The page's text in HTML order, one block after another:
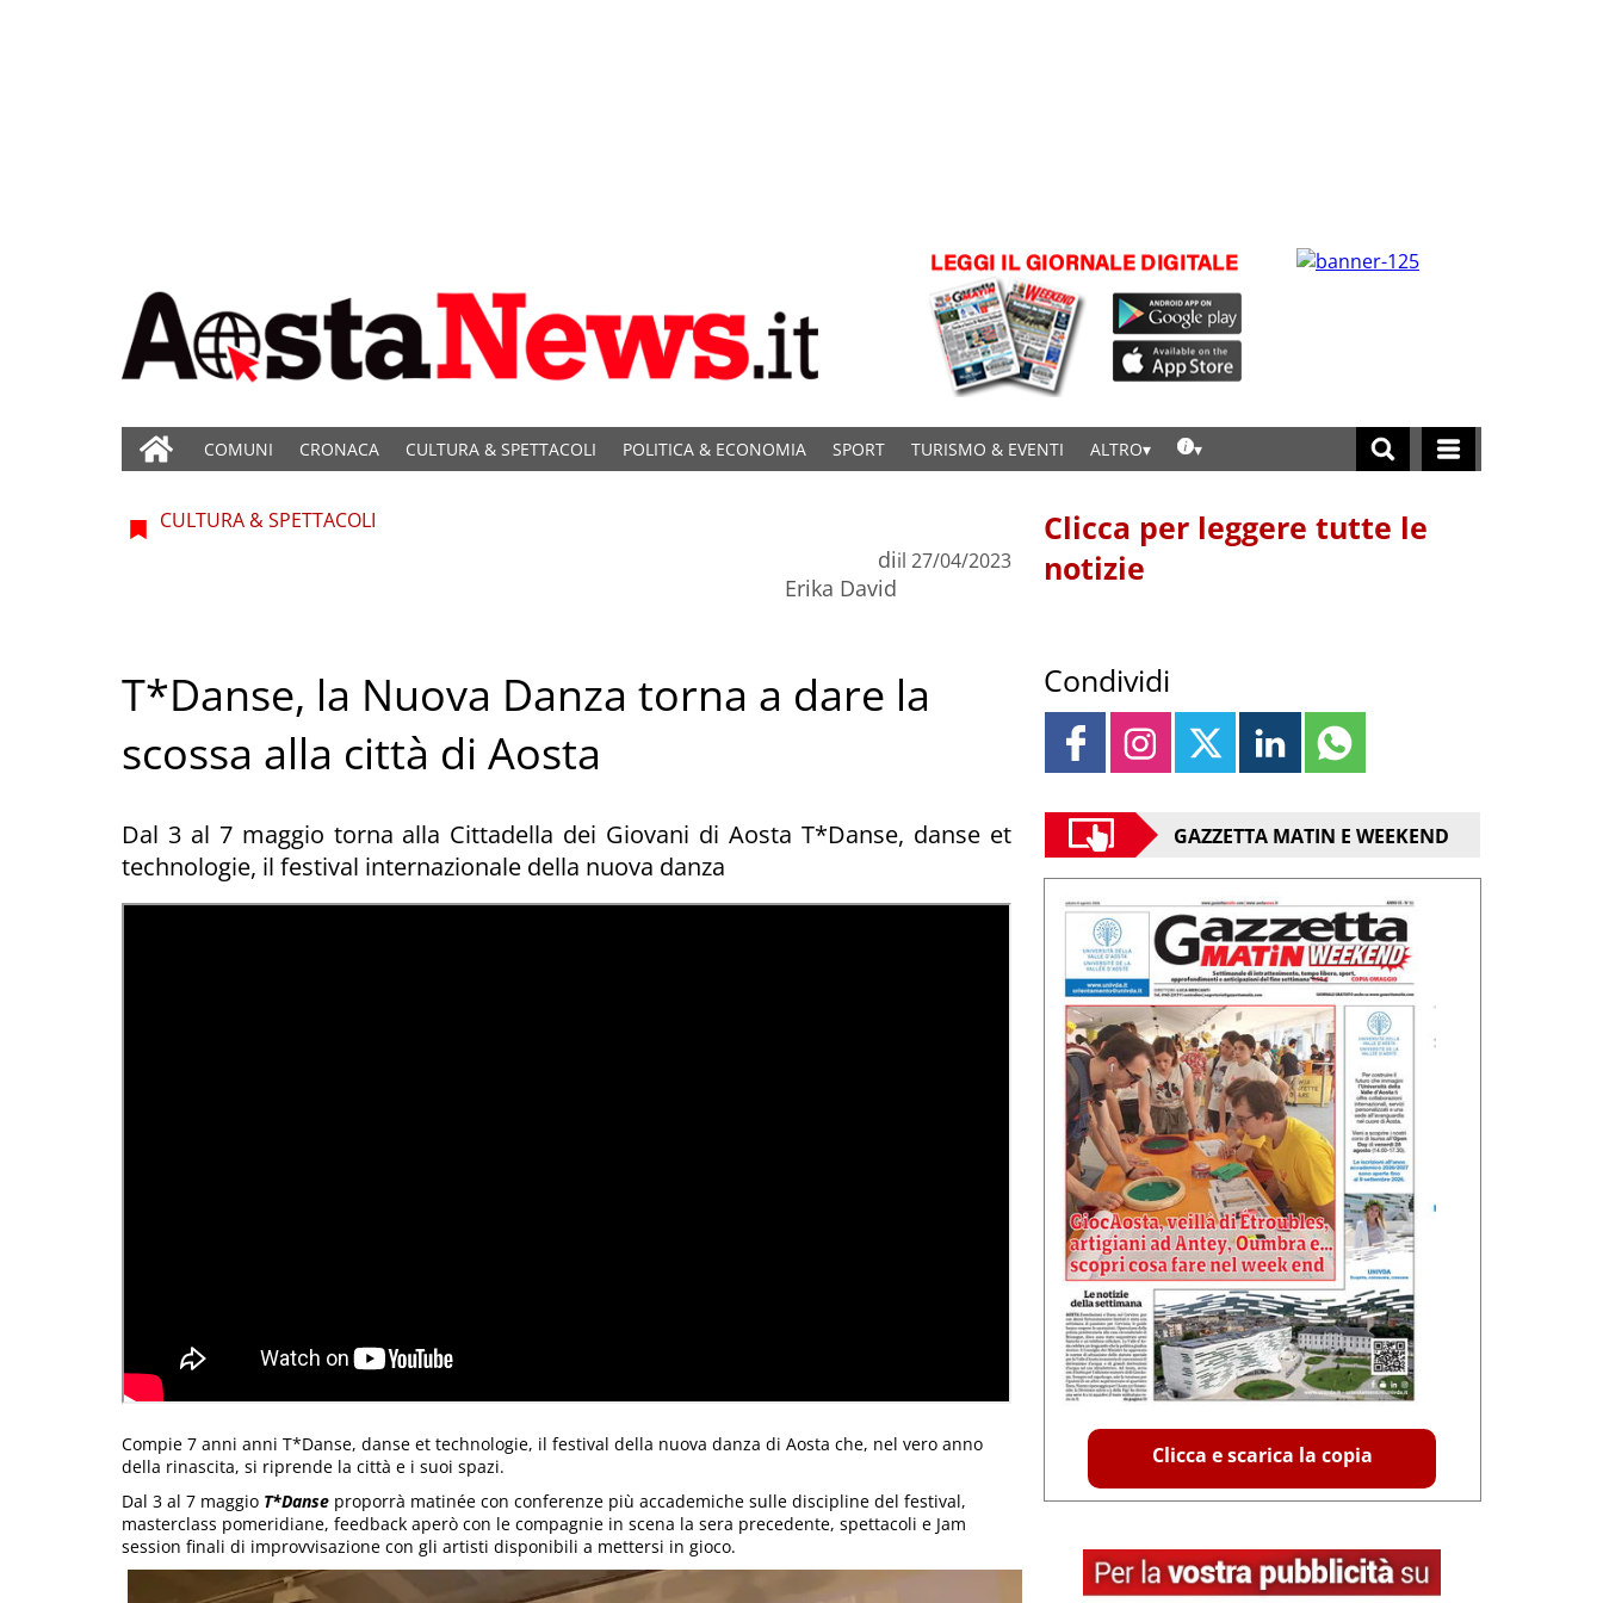
COMUNI CRONACA CULTURA & SPETTACOLI POLITICA & ECONOMIA SPORT TURISMO & EVENTI ALTRO
CULTURA & SPETTACOLI
di
Erika David
il 27/04/2023
T*Danse, la Nuova Danza torna a dare la
scossa alla città di Aosta
Dal 3 al 7 maggio torna alla Cittadella dei Giovani di Aosta T*Danse, danse et
technologie, il festival internazionale della nuova danza
Compie 7 anni anni T*Danse, danse et technologie, il festival della nuova danza di Aosta che, nel vero anno
della rinascita, si riprende la città e i suoi spazi.
Dal 3 al 7 maggio T*Danse proporrà matinée con conferenze più accademiche sulle discipline del festival,
masterclass pomeridiane, feedback aperò con le compagnie in scena la sera precedente, spettacoli e Jam
session finali di improvvisazione con gli artisti disponibili a mettersi in gioco.
Clicca per leggere tutte le
notizie
Condividi
GAZZETTA MATIN E WEEKEND
Clicca e scarica la copia